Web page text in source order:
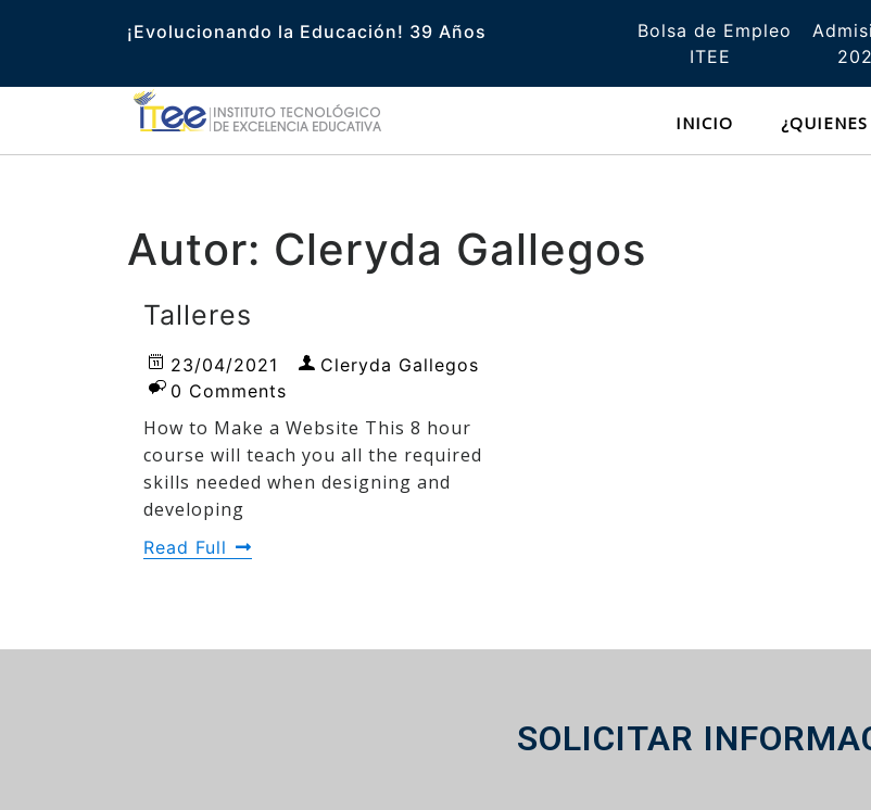
¡Evolucionando la Educación! 39 Años
Bolsa de Empleo
ITEE
INICIO
Autor: Cleryda Gallegos
Talleres
23/04/2021
Cleryda Gallegos
0 Comments
How to Make a Website This 8 hour
course will teach you all the required
skills needed when designing and
developing
Read Full
SOLICITAR